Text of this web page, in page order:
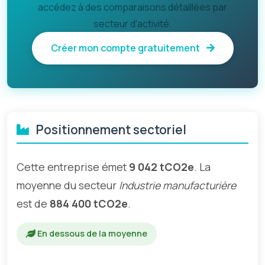
accédez à des comparaisons détaillées par
secteur d'activité.
Créer mon compte gratuitement
Positionnement sectoriel
Cette entreprise émet 9 042 tCO2e. La
moyenne du secteur Industrie manufacturière
est de 884 400 tCO2e.
En dessous de la moyenne